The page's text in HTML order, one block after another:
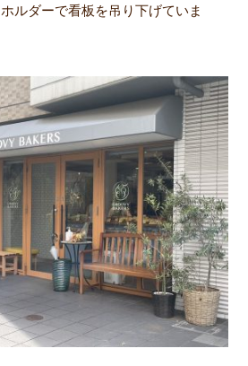
ルダーで看板を吊り下げていま